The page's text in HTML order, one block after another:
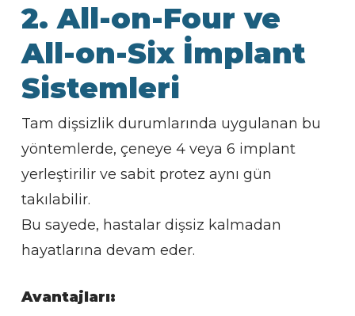
2. All-on-Four ve
All-on-Six İmplant
Sistemleri
Tam dişsizlik durumlarında uygulanan bu
yöntemlerde, çeneye 4 veya 6 implant
yerleştirilir ve sabit protez aynı gün
takılabilir.
Bu sayede, hastalar dişsiz kalmadan
hayatlarına devam eder.
Avantajları: